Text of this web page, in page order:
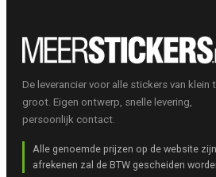
De leverancier voor alle stickers van klein
groot. Eigen ontwerp, snelle levering,
persoonlijk contact.
Alle genoemde prijzen op de website zijn
afrekenen zal de BTW gescheiden